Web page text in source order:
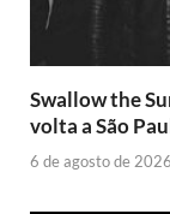
Swallow the
volta a São
6 de agosto de 2026